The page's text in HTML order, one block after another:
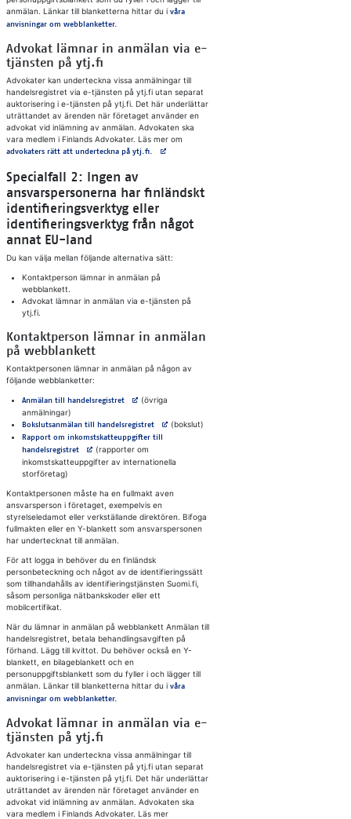
anmälan. Länkar till blanketterna hittar du i våra
anvisningar om webblanketter.
Advokat lämnar in anmälan via e-
tjänsten på ytj.fi
Advokater kan underteckna vissa anmälningar till
handelsregistret via e-tjänsten på ytj.fi utan separat
auktorisering i e-tjänsten på ytj.fi. Det här underlättar
uträttandet av ärenden när företaget använder en
advokat vid inlämning av anmälan. Advokaten ska
vara medlem i Finlands Advokater. Läs mer om
advokaters rätt att underteckna på ytj.fi. Avautuu uuteen välilehteen
Specialfall 2: Ingen av
ansvarspersonerna har finländskt
identifieringsverktyg eller
identifieringsverktyg från något
annat EU-land
Du kan välja mellan följande alternativa sätt:
Kontaktperson lämnar in anmälan på
webblankett.
Advokat lämnar in anmälan via e-tjänsten på
ytj.fi.
Kontaktperson lämnar in anmälan
på webblankett
Kontaktpersonen lämnar in anmälan på någon av
följande webblanketter:
Anmälan till handelsregistretAvautuu uuteen välilehteen
(övriga
anmälningar)
Bokslutsanmälan till handelsregistretAvautuu uuteen välilehteen
(bokslut)
Rapport om inkomstskatteuppgifter till
handelsregistretAvautuu uuteen välilehteen
(rapporter om
inkomstskatteuppgifter av internationella
storföretag)
Kontaktpersonen måste ha en fullmakt aven
ansvarsperson i företaget, exempelvis en
styrelseledamot eller verkställande direktören. Bifoga
fullmakten eller en Y-blankett som ansvarspersonen
har undertecknat till anmälan.
För att logga in behöver du en finländsk
personbeteckning och något av de identifieringssätt
som tillhandahålls av identifieringstjänsten Suomi.fi,
såsom personliga nätbankskoder eller ett
mobilcertifikat.
När du lämnar in anmälan på webblankett Anmälan till
handelsregistret, betala behandlingsavgiften på
förhand. Lägg till kvittot. Du behöver också en Y-
blankett, en bilageblankett och en
personuppgiftsblankett som du fyller i och lägger till
anmälan. Länkar till blanketterna hittar du i våra
anvisningar om webblanketter.
Advokat lämnar in anmälan via e-
tjänsten på ytj.fi
Advokater kan underteckna vissa anmälningar till
handelsregistret via e-tjänsten på ytj.fi utan separat
auktorisering i e-tjänsten på ytj.fi. Det här underlättar
uträttandet av ärenden när företaget använder en
advokat vid inlämning av anmälan. Advokaten ska
vara medlem i Finlands Advokater. Läs mer